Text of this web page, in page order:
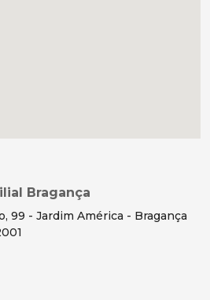
Bragança
99 - Jardim América - Bragança